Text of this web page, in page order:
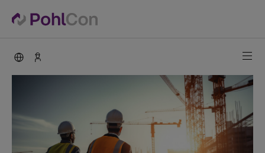
PohlCon international